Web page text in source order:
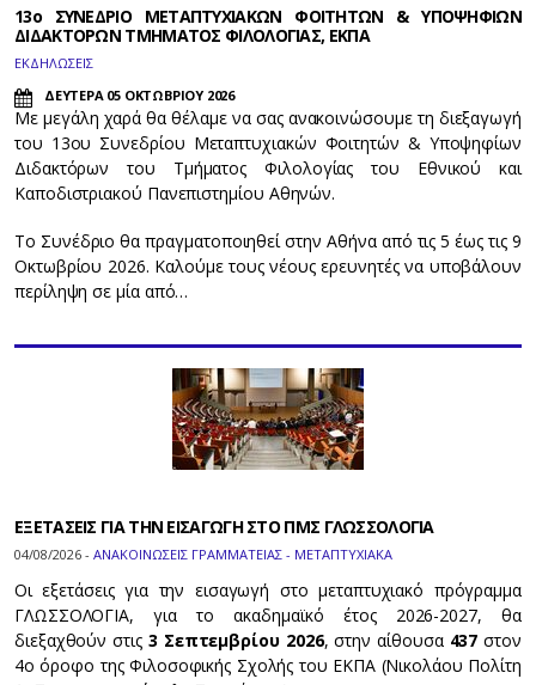
13ο ΣΥΝΕΔΡΙΟ ΜΕΤΑΠΤΥΧΙΑΚΩΝ ΦΟΙΤΗΤΩΝ & ΥΠΟΨΗΦΙΩΝ
ΔΙΔΑΚΤΟΡΩΝ ΤΜΗΜΑΤΟΣ ΦΙΛΟΛΟΓΙΑΣ, ΕΚΠΑ
ΕΚΔΗΛΩΣΕΙΣ
ΔΕΥΤΕΡΑ 05 ΟΚΤΩΒΡΙΟΥ 2026
Με μεγάλη χαρά θα θέλαμε να σας ανακοινώσουμε τη διεξαγωγή
του 13ου Συνεδρίου Μεταπτυχιακών Φοιτητών & Υποψηφίων
Διδακτόρων του Τμήματος Φιλολογίας του Εθνικού και
Καποδιστριακού Πανεπιστημίου Αθηνών.
Το Συνέδριο θα πραγματοποιηθεί στην Αθήνα από τις 5 έως τις 9
Οκτωβρίου 2026. Καλούμε τους νέους ερευνητές να υποβάλουν
περίληψη σε μία από…
ΕΞΕΤΑΣΕΙΣ ΓΙΑ ΤΗΝ ΕΙΣΑΓΩΓΗ ΣΤΟ ΠΜΣ ΓΛΩΣΣΟΛΟΓΙΑ
04/08/2026 - ΑΝΑΚΟΙΝΩΣΕΙΣ ΓΡΑΜΜΑΤΕΙΑΣ - ΜΕΤΑΠΤΥΧΙΑΚΑ
Οι εξετάσεις για την εισαγωγή στο μεταπτυχιακό πρόγραμμα
ΓΛΩΣΣΟΛΟΓΙΑ, για το ακαδημαϊκό έτος 2026-2027, θα
διεξαχθούν στις 3 Σεπτεμβρίου 2026, στην αίθουσα 437 στον
4ο όροφο της Φιλοσοφικής Σχολής του ΕΚΠΑ (Νικολάου Πολίτη